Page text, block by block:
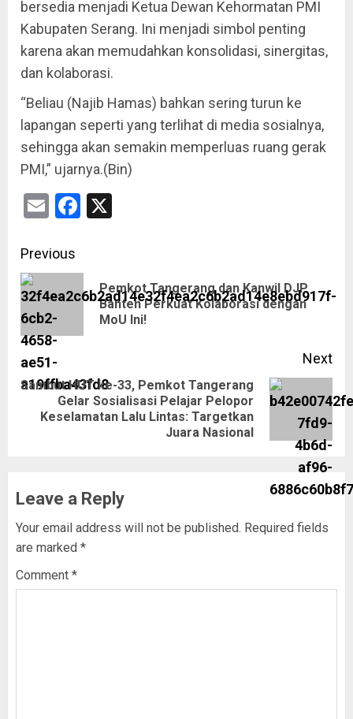
bersedia menjadi Ketua Dewan Kehormatan PMI
Kabupaten Serang. Ini menjadi simbol penting
karena akan memudahkan konsolidasi, sinergitas,
dan kolaborasi.
“Beliau (Najib Hamas) bahkan sering turun ke
lapangan seperti yang terlihat di media sosialnya,
sehingga akan semakin memperluas ruang gerak
PMI,” ujarnya.(Bin)
EmailFacebook
Previous
Pemkot Tangerang dan Kanwil DJP
Banten Perkuat Kolaborasi dengan
MoU Ini!
Next
Sambut HUT ke-33, Pemkot Tangerang
Gelar Sosialisasi Pelajar Pelopor
Keselamatan Lalu Lintas: Targetkan
Juara Nasional
Leave a Reply
Your email address will not be published. Required fields
are marked *
Comment *